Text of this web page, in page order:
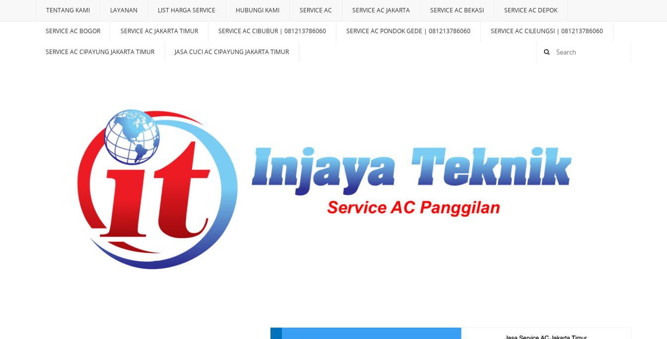
TENTANG KAMI LAYANAN LIST HARGA SERVICE HUBUNGI KAMI SERVICE AC SERVICE AC JAKARTA SERVICE AC BEKASI SERVICE AC DEPOK
SERVICE AC BOGOR SERVICE AC JAKARTA TIMUR SERVICE AC CIBUBUR | 081213786060 SERVICE AC PONDOK GEDE | 081213786060 SERVICE AC CILEUNGSI | 081213786060
SERVICE AC CIPAYUNG JAKARTA TIMUR JASA CUCI AC CIPAYUNG JAKARTA TIMUR